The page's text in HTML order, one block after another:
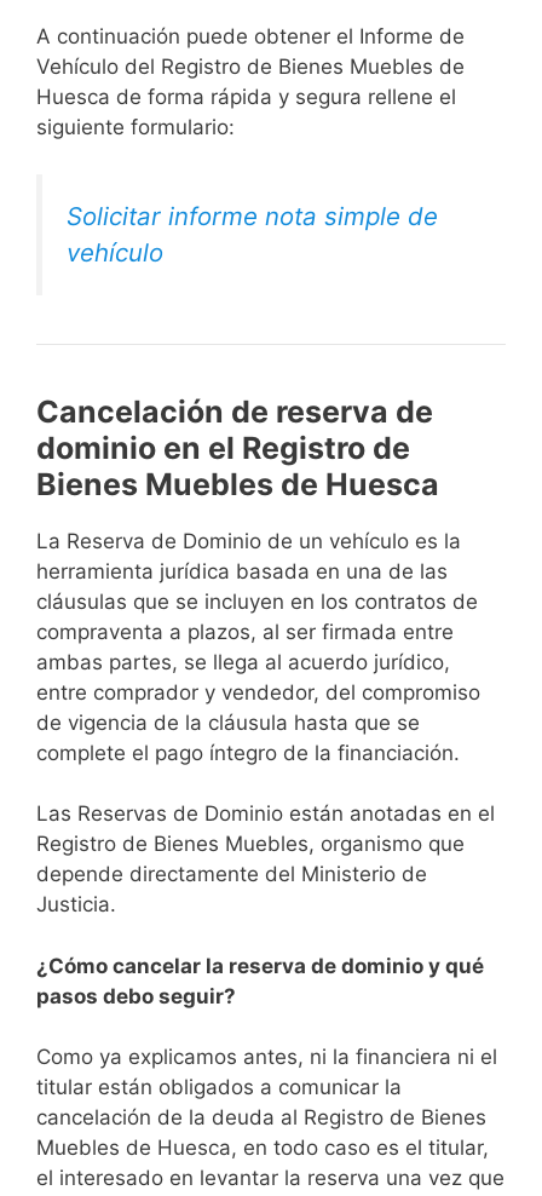
A continuación puede obtener el Informe de
Vehículo del Registro de Bienes Muebles de
Huesca de forma rápida y segura rellene el
siguiente formulario:
Solicitar informe nota simple de
vehículo
Cancelación de reserva de
dominio en el Registro de
Bienes Muebles de Huesca
La Reserva de Dominio de un vehículo es la
herramienta jurídica basada en una de las
cláusulas que se incluyen en los contratos de
compraventa a plazos, al ser firmada entre
ambas partes, se llega al acuerdo jurídico,
entre comprador y vendedor, del compromiso
de vigencia de la cláusula hasta que se
complete el pago íntegro de la financiación.
Las Reservas de Dominio están anotadas en el
Registro de Bienes Muebles, organismo que
depende directamente del Ministerio de
Justicia.
¿Cómo cancelar la reserva de dominio y qué
pasos debo seguir?
Como ya explicamos antes, ni la financiera ni el
titular están obligados a comunicar la
cancelación de la deuda al Registro de Bienes
Muebles de Huesca, en todo caso es el titular,
el interesado en levantar la reserva una vez que